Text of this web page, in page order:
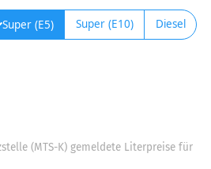
Super (E5) Super (E10) Diesel
(MTS-K) gemeldete Literpreise für